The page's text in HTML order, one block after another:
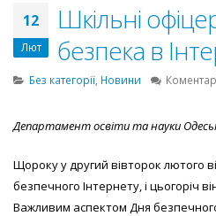
12
Лют
Шкільні
безпека в
Без категорії, Новини
Департамент освіти та науки
Щороку у другий вівторок лютого
безпечного Інтернету, і цьогоріч
Важливим аспектом Дня